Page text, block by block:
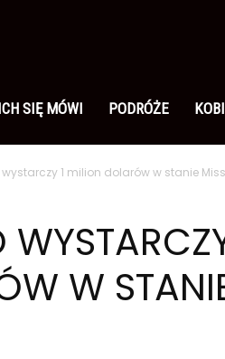
SIĘ MÓWI PODRÓŻE
wystarczy 1 milion dolarów w stanie
W